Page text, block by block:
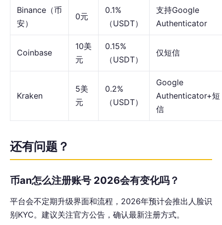
Binance（币
安）
0元
0.1%
（USDT）
支持Google
Authenticator
Coinbase
10美
元
0.15%
（USDT）
仅短信
Kraken
5美
元
0.2%
（USDT）
Google
Authenticator+短
信
还有问题？
币an怎么注册账号 2026会有变化吗？
平台会不定期升级界面和流程，2026年预计会推出人脸识
别KYC。建议关注官方公告，确认最新注册方式。